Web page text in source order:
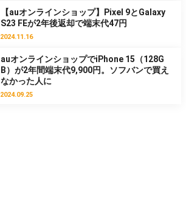
【auオンラインショップ】Pixel 9とGalaxy
S23 FEが2年後返却で端末代47円
2024.11.16
auオンラインショップでiPhone 15（128G
B）が2年間端末代9,900円。ソフバンで買え
なかった人に
2024.09.25